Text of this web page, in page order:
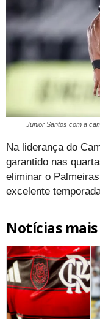
Junior Santos com a
Na liderança do
garantido nas
eliminar o
excelente
Notícias